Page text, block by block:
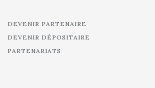
DEVENIR PARTENAIRE
DEVENIR DÉPOSITAIRE
PARTENARIATS